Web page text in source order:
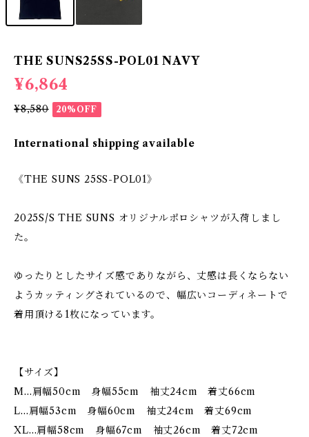
THE SUNS25SS-POL01 NAVY
¥6,864
¥8,580 20%OFF
International shipping available
《THE SUNS 25SS-POL01》
2025S/S THE SUNS オリジナルポロシャツが入荷しまし
た。
ゆったりとしたサイズ感でありながら、丈感は長くならない
ようカッティングされているので、幅広いコーディネートで
着用頂ける1枚になっています。
【サイズ】
M…肩幅50cm 身幅55cm 袖丈24cm 着丈66cm
L…肩幅53cm 身幅60cm 袖丈24cm 着丈69cm
XL…肩幅58cm 身幅67cm 袖丈26cm 着丈72cm